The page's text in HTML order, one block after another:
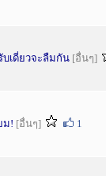
เดี่ยวจะลืมกัน [อื่นๆ]
ม! [อื่นๆ] 1